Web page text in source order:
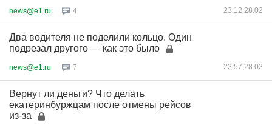
news@e1.ru 4 23:12 28.02
Два водителя не поделили кольцо. Один
подрезал другого — как это было
news@e1.ru 7 22:57 28.02
Вернут ли деньги? Что делать
екатеринбуржцам после отмены рейсов
из-за